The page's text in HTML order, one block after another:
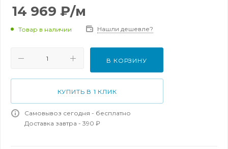
14 969 ₽/м
Товар в наличии Нашли дешевле?
В КОРЗИНУ
КУПИТЬ В 1 КЛИК
Самовывоз сегодня - бесплатно
Доставка завтра - 390 ₽